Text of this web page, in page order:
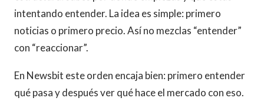
intentando entender. La idea es simple: primero
noticias o primero precio. Así no mezclas “entender”
con “reaccionar”.
En Newsbit este orden encaja bien: primero entender
qué pasa y después ver qué hace el mercado con eso.